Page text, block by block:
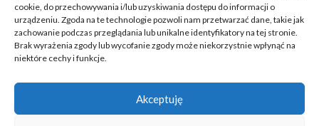
cookie, do przechowywania i/lub uzyskiwania dostępu do informacji o
urządzeniu. Zgoda na te technologie pozwoli nam przetwarzać dane, takie jak
zachowanie podczas przeglądania lub unikalne identyfikatory na tej stronie.
Brak wyrażenia zgody lub wycofanie zgody może niekorzystnie wpłynąć na
niektóre cechy i funkcje.
Akceptuję
Copyright © 2026. Wszelkie prawa zastrzeżone.